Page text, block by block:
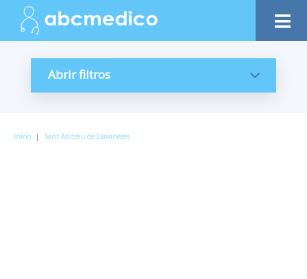
Abrir filtros
Inicio | Sant Andreu de Llavaneres